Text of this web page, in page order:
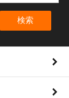
検索